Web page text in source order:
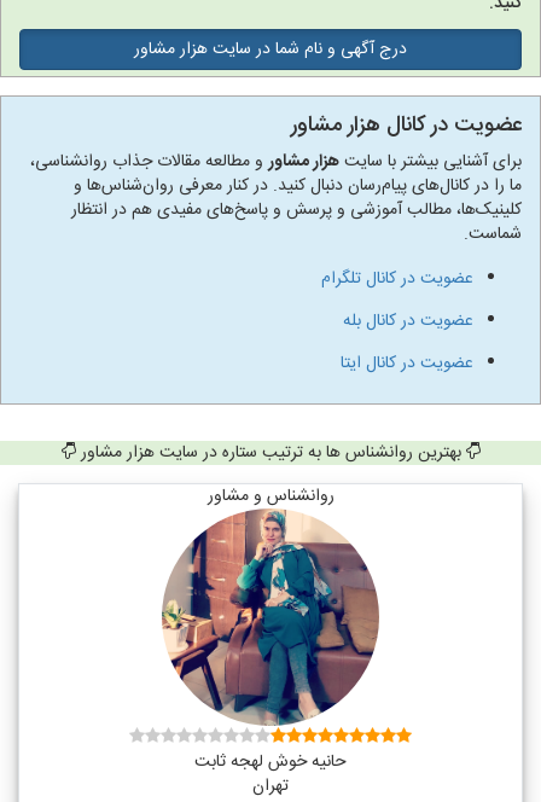
درج آگهی و نام شما در سایت هزار مشاور
عضویت در کانال هزار مشاور
برای آشنایی بیشتر با سایتهزار مشاورو مطالعه مقالات جذاب روانشناسی،
ما را در کانال‌های پیام‌رسان دنبال کنید. در کنار معرفی روان‌شناس‌ها و
کلینیک‌ها، مطالب آموزشی و پرسش و پاسخ‌های مفیدی هم در انتظار
شماست.
عضویت در کانال تلگرام
عضویت در کانال بله
عضویت در کانال ایتا
بهترین روانشناس ها به ترتیب ستاره در سایت هزار مشاور
روانشناس و مشاور
حانیه خوش لهجه ثابت
تهران